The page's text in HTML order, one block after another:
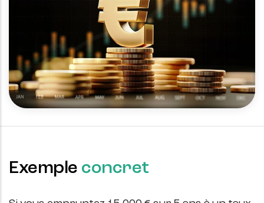
Exemple concret